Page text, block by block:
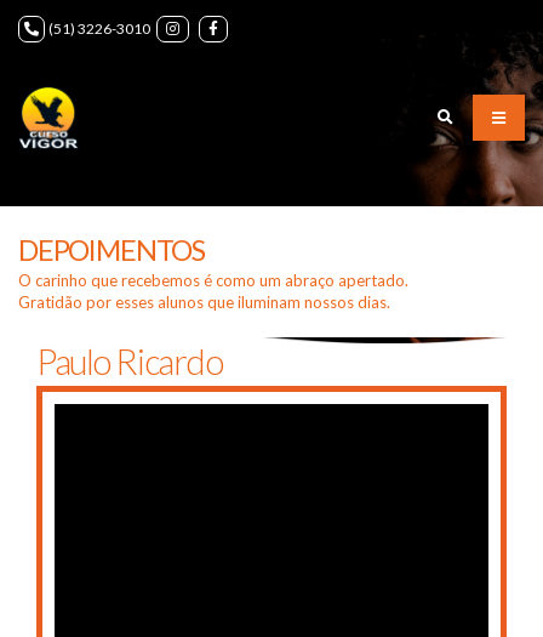
(51) 3226-3010
DEPOIMENTOS
O carinho que recebemos é como um abraço apertado.
Gratidão por esses alunos que iluminam nossos dias.
Paulo Ricardo